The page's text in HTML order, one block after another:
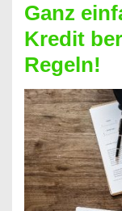
bekommen?
So
ist
es
möglich!
Ganz
Kredit
Regeln!